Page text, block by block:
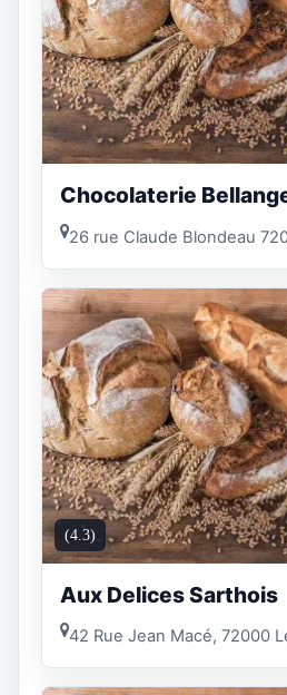
Chocolaterie
26 rue Claude Blondeau
(4.3)
Aux Delices Sarthois
42 Rue Jean Macé, 72000